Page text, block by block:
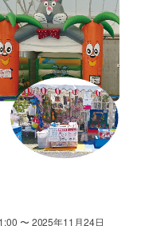
〜 2025年11月24日